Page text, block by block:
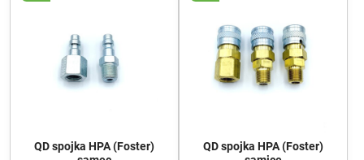
QD spojka HPA (Foster)
QD spojka HPA (Foster)